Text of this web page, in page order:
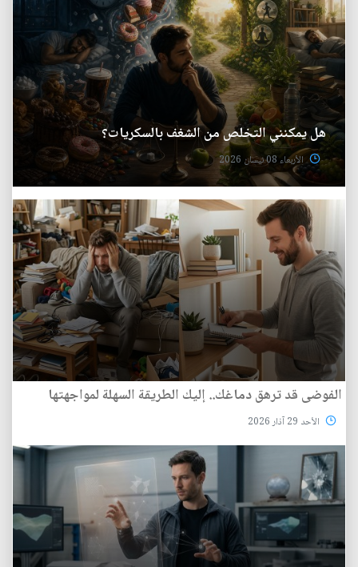
هل يمكنني التخلص من الشغف بالسكريات؟
الأربعاء 08 نيسان 2026
الفوضى قد ترهق دماغك.. إليك الطريقة السهلة لمواجهتها
الأحد 29 آذار 2026